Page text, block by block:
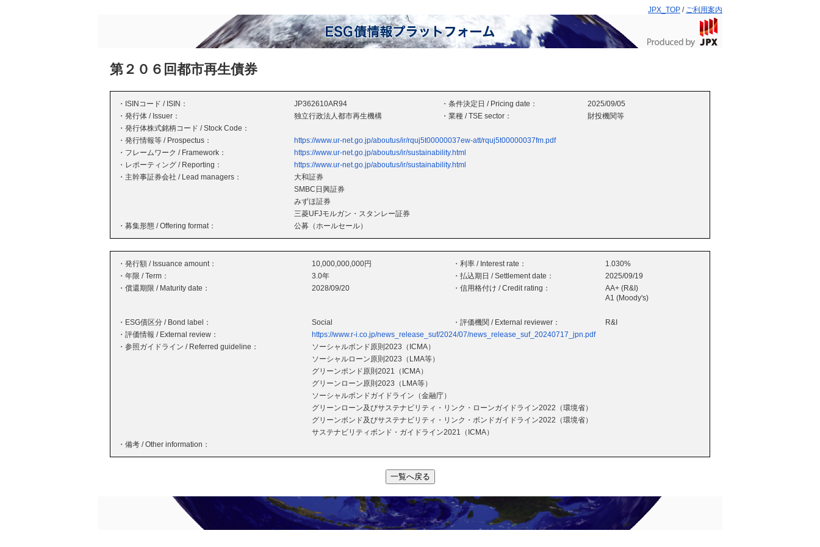
JPX_TOP / ご利用案内
第２０６回都市再生債券
・ISINコード / ISIN： JP362610AR94 ・条件決定日 / Pricing date：
2025/09/05
・発行体 / Issuer：
独立行政法人都市再生機構 ・業種 / TSE sector：
財投機関等
・発行体株式銘柄コード / Stock Code：
・発行情報等 / Prospectus：
https://www.ur-net.go.jp/aboutus/ir/rquj5t00000037ew-att/rquj5t00000037fm.pdf
・フレームワーク / Framework：
https://www.ur-net.go.jp/aboutus/ir/sustainability.html
・レポーティング / Reporting：
https://www.ur-net.go.jp/aboutus/ir/sustainability.html
・主幹事証券会社 / Lead managers：
大和証券
SMBC日興証券
みずほ証券
三菱UFJモルガン・スタンレー証券
・募集形態 / Offering format：
公募（ホールセール）
・発行額 / Issuance amount： 10,000,000,000円 ・利率 / Interest rate：
1.030%
・年限 / Term：
3.0年 ・払込期日 / Settlement date：
2025/09/19
・償還期限 / Maturity date：
2028/09/20 ・信用格付け / Credit rating：
AA+ (R&I)
A1 (Moody's)
・ESG債区分 / Bond label： Social ・評価機関 / External reviewer：
R&I
・評価情報 / External review：
https://www.r-i.co.jp/news_release_suf/2024/07/news_release_suf_20240717_jpn.pdf
・参照ガイドライン / Referred guideline：
ソーシャルボンド原則2023（ICMA）
ソーシャルローン原則2023（LMA等）
グリーンボンド原則2021（ICMA）
グリーンローン原則2023（LMA等）
ソーシャルボンドガイドライン（金融庁）
グリーンローン及びサステナビリティ・リンク・ローンガイドライン2022（環境省）
グリーンボンド及びサステナビリティ・リンク・ボンドガイドライン2022（環境省）
サステナビリティボンド・ガイドライン2021（ICMA）
・備考 / Other information：
一覧へ戻る